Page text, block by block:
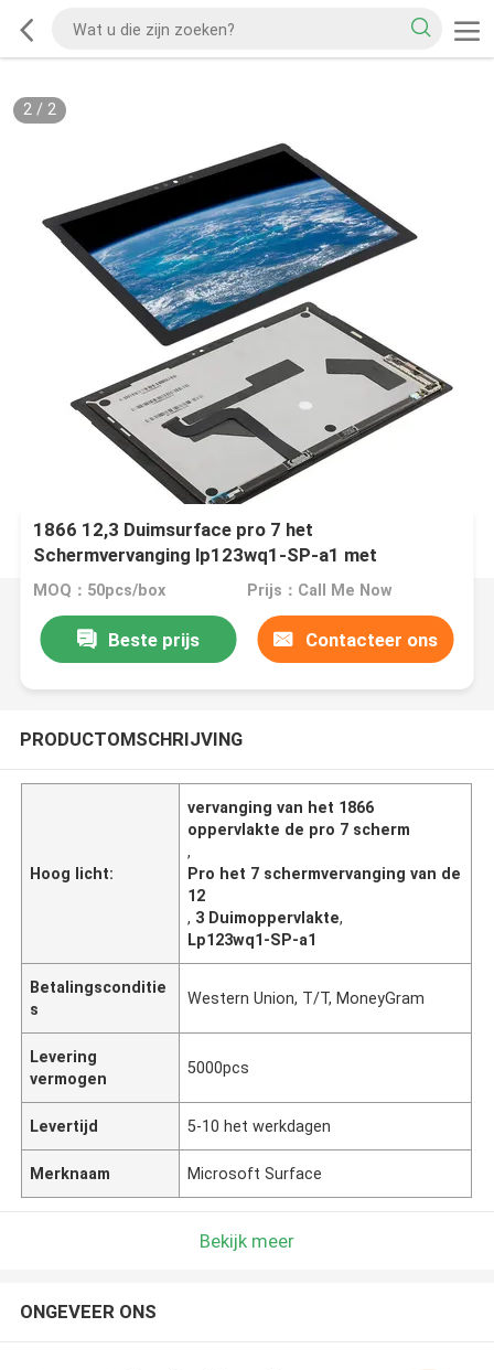
2/ 2
1866 12,3 Duimsurface pro 7 het
Schermvervanging lp123wq1-SP-a1 met
Aanrakingsassemblage
MOQ：50pcs/box Prijs：Call Me Now
Beste prijs Contacteer ons
PRODUCTOMSCHRIJVING
Hoog licht:
vervanging van het 1866
oppervlakte de pro 7 scherm
,
Pro het 7 schermvervanging van de
12
, 3 Duimoppervlakte,
Lp123wq1-SP-a1
Betalingsconditie
s
Western Union, T/T, MoneyGram
Levering
vermogen
5000pcs
Levertijd 5-10 het werkdagen
Merknaam Microsoft Surface
Bekijk meer
ONGEVEER ONS